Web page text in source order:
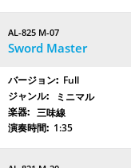
AL-825 M-07
Sword Master
Full
ミニマル
三味線
1:35